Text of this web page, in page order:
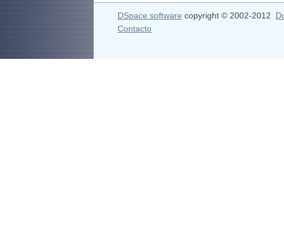
DSpace software copyright © 2002-2012
Contacto